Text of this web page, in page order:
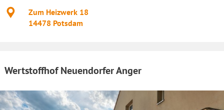
StandortZum Heizwerk 18
14478 Potsdam
Wertstoffhof Neuendorfer Anger